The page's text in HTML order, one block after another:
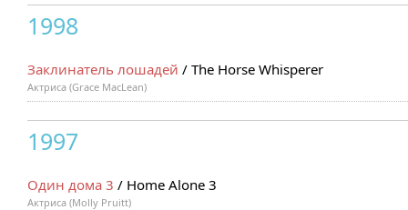
1998
Заклинатель лошадей / The Horse Whisperer
Актриса (Grace MacLean)
1997
Один дома 3 / Home Alone 3
Актриса (Molly Pruitt)